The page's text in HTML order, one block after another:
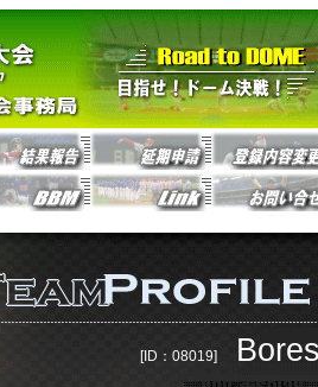
[ID：08019] Bores